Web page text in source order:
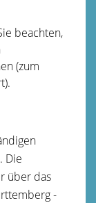
beachten,
(zum
Die
über das
-